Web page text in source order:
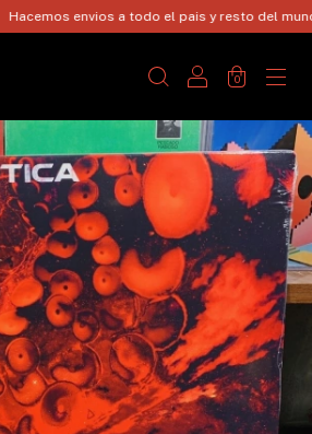
envios a todo el pais y resto del mundo
0